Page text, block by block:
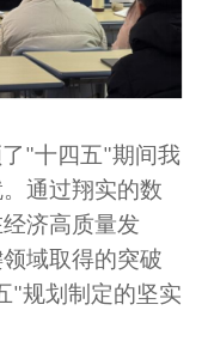
"十四五"期间我
通过翔实的数
济高质量发
域取得的突破
"规划制定的坚实